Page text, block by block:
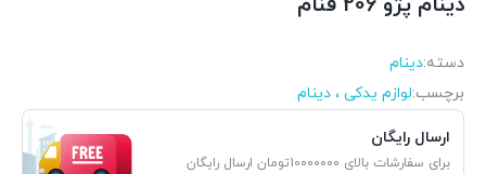
دسته:دینام
برچسب:لوازم یدکی ، دینام
ارسال رایگان
برای سفارشات بالای 10000000تومان ارسال رایگان